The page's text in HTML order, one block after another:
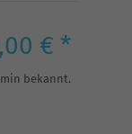
€ *
bekannt.